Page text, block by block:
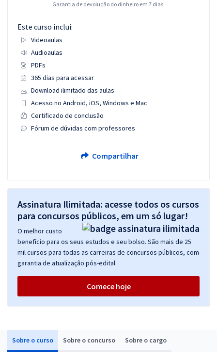
Sobre o curso Sobre o concurso Sobre o cargo
Garantia de devolução do dinheiro em 7 dias.
Este curso inclui:
Videoaulas
Audioaulas
PDFs
365 dias para acessar
Download ilimitado das aulas
Acesso no Android, iOS, Windows e Mac
Certificado de conclusão
Fórum de dúvidas com professores
Compartilhar
Assinatura Ilimitada: acesse todos os cursos
para concursos públicos, em um só lugar!
O melhor custo
benefício para os seus estudos e seu bolso. São mais de 25
mil cursos para todas as carreiras de concursos públicos, com
garantia de atualização pós-edital.
Comece hoje